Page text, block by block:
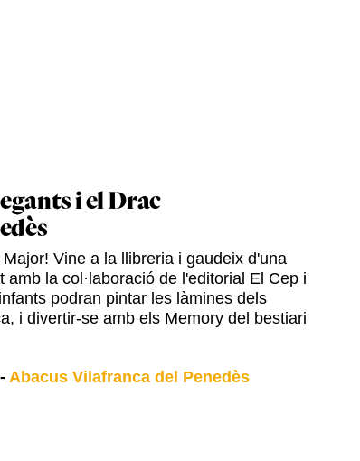
i el Drac
Vine a la llibreria i gaudeix d'una
la col·laboració de l'editorial El Cep i
podran pintar les làmines dels
i divertir-se amb els Memory del bestiari
- Abacus Vilafranca del Penedès